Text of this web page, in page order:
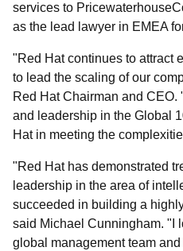
services to
as the lead lawyer in EMEA
"Red Hat continues to attract
to lead the scaling of our
Red Hat Chairman and
and leadership in the Global
Hat in meeting the
"Red Hat has demonstrated
leadership in the area of
succeeded in building a
said Michael Cunningham. "I
global management team